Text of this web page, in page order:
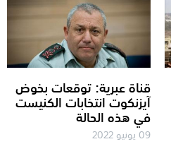
قناة عبرية: توقعات بخوض
آيزنكوت انتخابات الكنيست
في هذه الحالة
09 يونيو 2022